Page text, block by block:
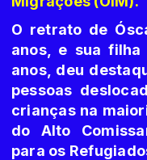
O retrato de
anos, e sua
anos, deu
pessoas
crianças na
do Alto
para os